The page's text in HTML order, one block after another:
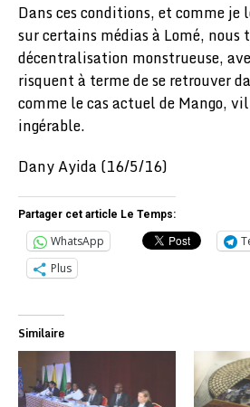
Dans ces conditions, et comme je
sur certains médias à Lomé, nous
décentralisation monstrueuse,
risquent à terme de se retrouver
comme le cas actuel de Mango,
ingérable.
Dany Ayida (16/5/16)
Partager cet article Le Temps:
WhatsApp
Plus
Similaire